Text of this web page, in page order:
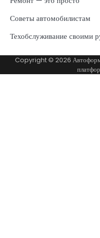
Советы автомобилистам
Техобслуживание своими
Copyright © 2026